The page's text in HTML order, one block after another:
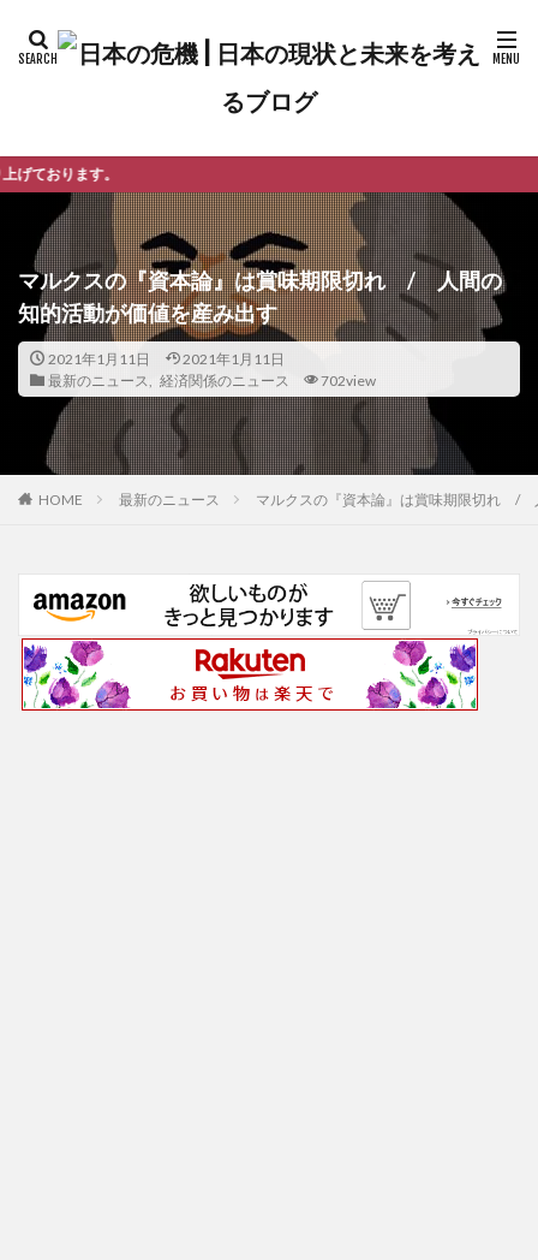
マルクスの『資本論』は賞味期限切れ / 人間の
知的活動が価値を産み出す
2021年1月11日
2021年1月11日
最新のニュース
経済関係のニュース 702view
HOME 最新のニュース マルクスの『資本論』は賞味期限切れ /